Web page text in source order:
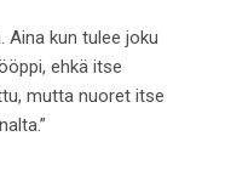
Aina kun tulee joku
ehkä itse
mutta nuoret itse